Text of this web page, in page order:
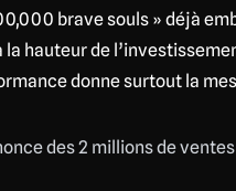
brave souls » déjà
la hauteur de
donne surtout la